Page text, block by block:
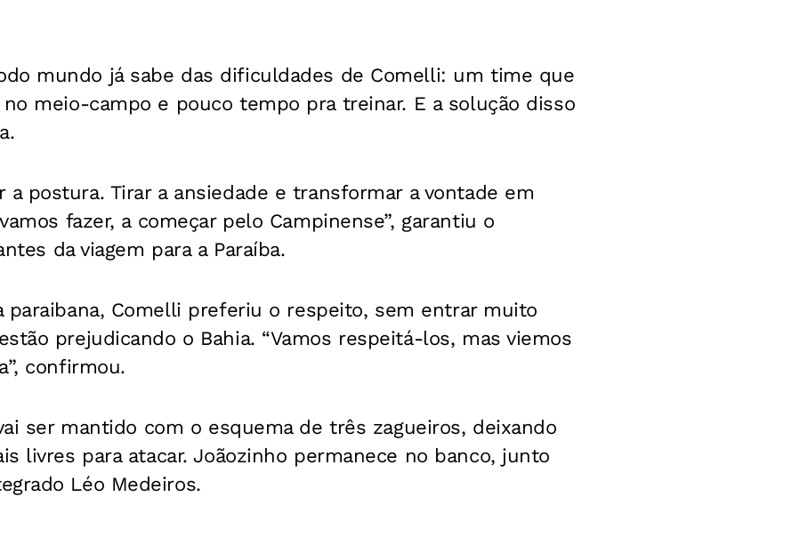
mundo já sabe das dificuldades de Comelli: um time que
meio-campo e pouco tempo pra treinar. E a solução disso
a postura. Tirar a ansiedade e transformar a vontade em
fazer, a começar pelo Campinense”, garantiu o
da viagem para a Paraíba.
paraibana, Comelli preferiu o respeito, sem entrar muito
prejudicando o Bahia. “Vamos respeitá-los, mas viemos
confirmou.
ser mantido com o esquema de três zagueiros, deixando
livres para atacar. Joãozinho permanece no banco, junto
Léo Medeiros.